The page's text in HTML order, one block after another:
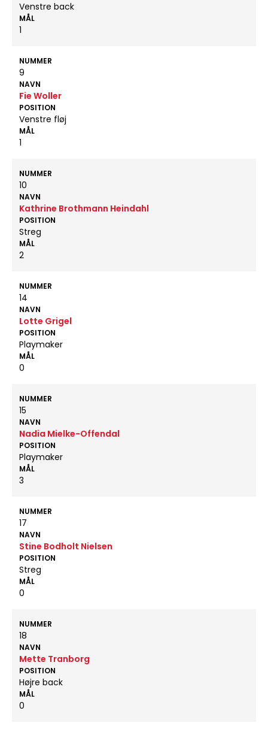
Venstre back
MÅL
1
NUMMER
9
NAVN
Fie Woller
POSITION
Venstre fløj
MÅL
1
NUMMER
10
NAVN
Kathrine Brothmann Heindahl
POSITION
Streg
MÅL
2
NUMMER
14
NAVN
Lotte Grigel
POSITION
Playmaker
MÅL
0
NUMMER
15
NAVN
Nadia Mielke-Offendal
POSITION
Playmaker
MÅL
3
NUMMER
17
NAVN
Stine Bodholt Nielsen
POSITION
Streg
MÅL
0
NUMMER
18
NAVN
Mette Tranborg
POSITION
Højre back
MÅL
0